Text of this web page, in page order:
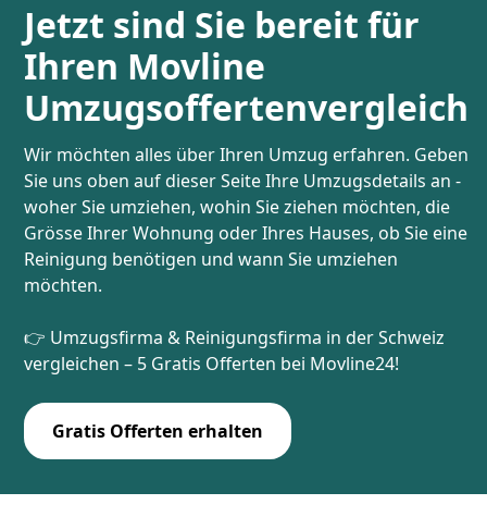
Jetzt sind Sie bereit für
Ihren Movline
Umzugsoffertenvergleich
Wir möchten alles über Ihren Umzug erfahren. Geben
Sie uns oben auf dieser Seite Ihre Umzugsdetails an -
woher Sie umziehen, wohin Sie ziehen möchten, die
Grösse Ihrer Wohnung oder Ihres Hauses, ob Sie eine
Reinigung benötigen und wann Sie umziehen
möchten.
👉 Umzugsfirma & Reinigungsfirma in der Schweiz
vergleichen – 5 Gratis Offerten bei Movline24!
Gratis Offerten erhalten